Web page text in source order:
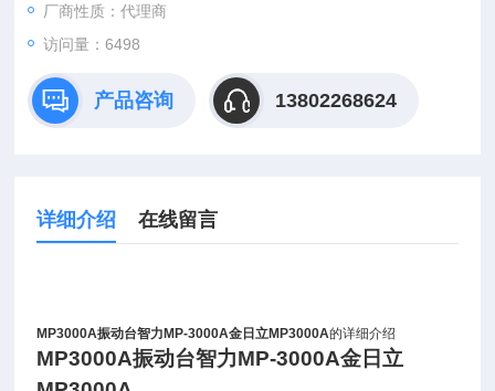
厂商性质：代理商
访问量：6498
产品咨询 13802268624
详细介绍 在线留言
MP3000A振动台智力MP-3000A金日立MP3000A的详细介绍
MP3000A振动台智力MP-3000A金日立